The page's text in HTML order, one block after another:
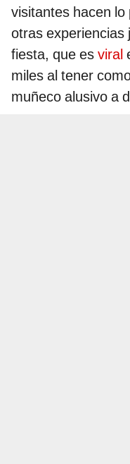
visitantes hacen
otras experiencias
fiesta, que es viral
miles al tener
muñeco alusivo a